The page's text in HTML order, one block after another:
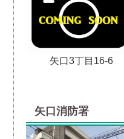
矢口3丁目16-6
矢口消防署